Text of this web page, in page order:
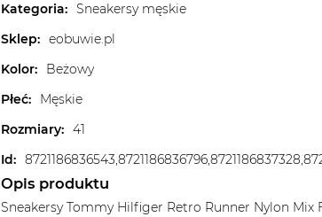
Kategoria: Sneakersy męskie
Sklep: eobuwie.pl
Kolor:
Beżowy
Płeć:
Męskie
Rozmiary: 41
Id:
Opis produktu
Sneakersy Tommy Hilfiger Retro Runner Nylon Mix